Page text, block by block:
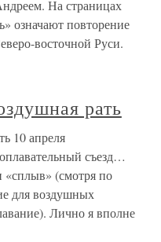
На страницах
означают повторение
восточной Руси.
рать
10 апреля
съезд…
«сплыв» (смотря по
для воздушных
Лично я вполне